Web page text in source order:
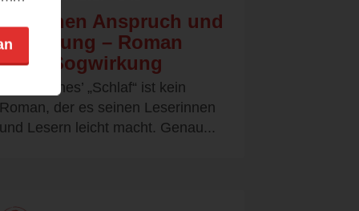
Zwischen Anspruch und
Ermüdung – Roman
ohne Sogwirkung
Honor Jones’ „Schlaf“ ist kein
Roman, der es seinen Leserinnen
und Lesern leicht macht. Genau...